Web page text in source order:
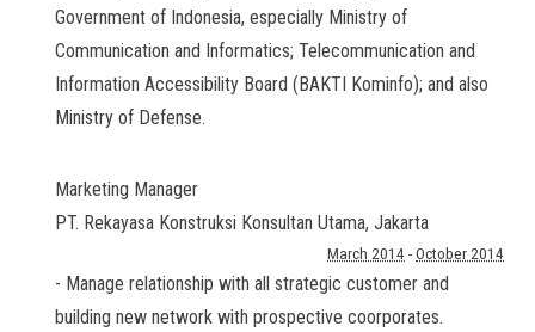
Government of Indonesia, especially Ministry of
Communication and Informatics; Telecommunication and
Information Accessibility Board (BAKTI Kominfo); and also
Ministry of Defense.
Marketing Manager
PT. Rekayasa Konstruksi Konsultan Utama, Jakarta
March 2014 - October 2014
- Manage relationship with all strategic customer and
building new network with prospective coorporates.